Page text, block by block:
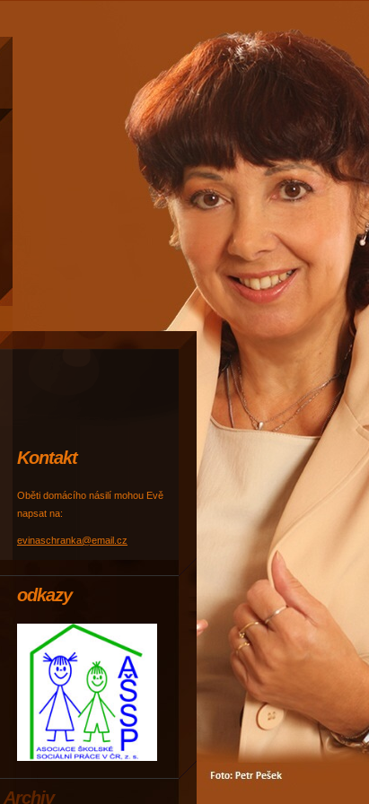
Kontakt
Oběti domácího násilí mohou Evě
napsat na:
evinaschranka@email.cz
odkazy
Archiv